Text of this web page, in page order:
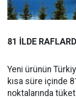
81 İLDE
Yeni ürünün
kısa süre içinde
noktalarında